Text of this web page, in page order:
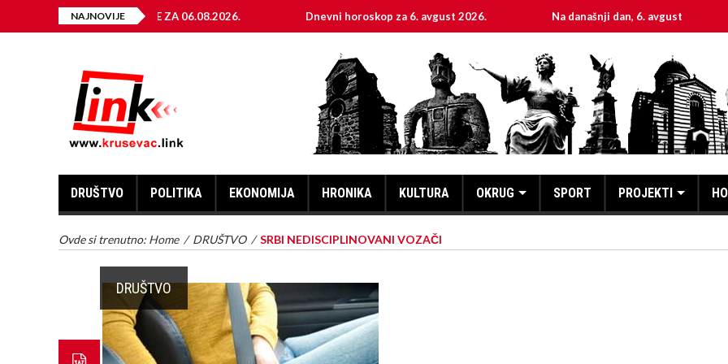
NAJNOVIJE
ENERGIJE ZA 06.08.2026. Dnevni horoskop za 6. avgust 2026. Na današnji dan, 6. avgust
DRUŠTVO POLITIKA EKONOMIJA HRONIKA KULTURA OKRUG SPORT PROJEKTI
Ovde si trenutno: Home / DRUŠTVO /SRBI NEDISCIPLINOVANI VOZAČI
DRUŠTVO